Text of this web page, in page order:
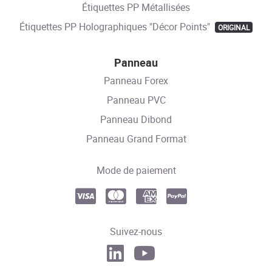
Étiquettes PP Métallisées
Étiquettes PP Holographiques "Décor Points"
ORIGINAL
Panneau
Panneau Forex
Panneau PVC
Panneau Dibond
Panneau Grand Format
Mode de paiement
Suivez-nous